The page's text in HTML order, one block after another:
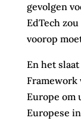
gevolgen
EdTech
voorop
En het
Framework
Europe om
Europese